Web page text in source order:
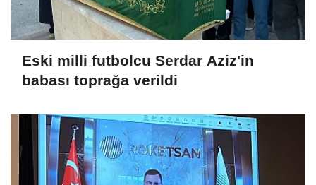
Eski milli futbolcu Serdar Aziz'in
babası toprağa verildi